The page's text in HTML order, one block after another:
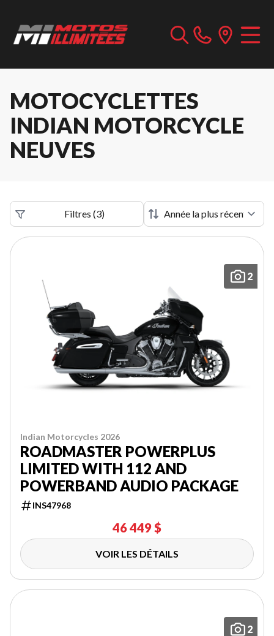
MOTOCYCLETTES
INDIAN MOTORCYCLE
NEUVES
Filtres (3)
2
Indian Motorcycles 2026
ROADMASTER POWERPLUS
LIMITED WITH 112 AND
POWERBAND AUDIO PACKAGE
INS47968
46 449 $
VOIR LES DÉTAILS
2